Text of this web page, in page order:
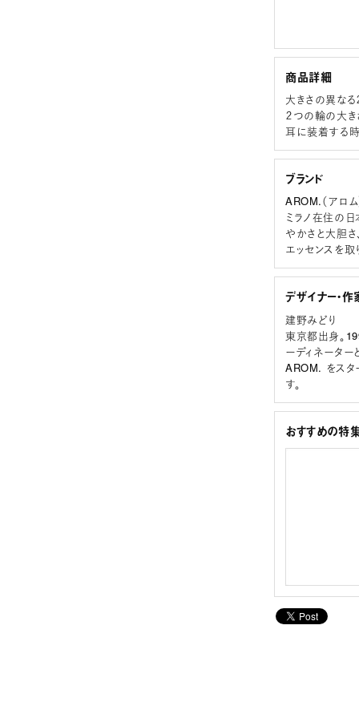
商品詳細
大きさの異な
２つの輪の大
耳に装着する
ブランド
AROM.（アロム
ミラノ在住の
やかさと大胆
エッセンスを
デザイナー・作
建野みどり
東京都出身。
ーディネータ
AROM. をスタ
す。
おすすめの特